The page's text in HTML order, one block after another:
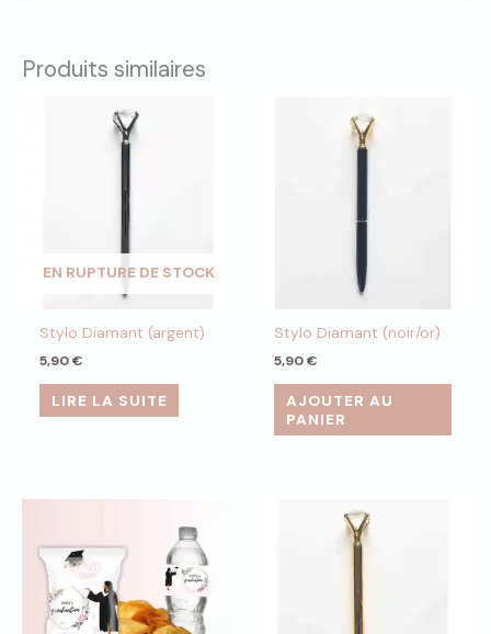
Seuls les clients connectés ayant acheté ce produit ont
Produits similaires
EN RUPTURE DE STOCK
Stylo Diamant (argent)
5,90€
LIRE LA SUITE
Stylo Diamant (noir/or)
5,90€
AJOUTER AU
PANIER
prix :
2,99 €
16,99 €